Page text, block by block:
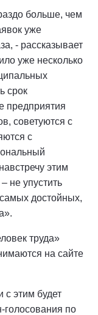
больше, чем
уже
- рассказывает
уже несколько
срок
предприятия
советуются с
с
этим
не упустить
достойных,
труда»
на сайте
с этим будет
голосования по